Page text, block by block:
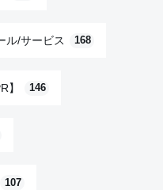
ル/サービス 168
】 146
107